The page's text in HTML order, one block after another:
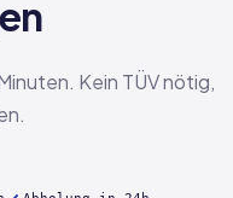
Kein TÜV nötig,